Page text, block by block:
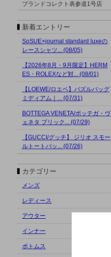
ブランドコレクト表参道1号店
新着エントリー
SoSUE×journal standard luxeの
レースシャツ... (08/05)
【2026年8月・9月限定】HERM
ES・ROLEXなど対... (08/01)
【LOEWE/ロエベ】パズルバッグ
ミディアム｜... (07/31)
BOTTEGA VENETA/ボッテガ・ヴ
ェネタ ブリック... (07/29)
【GUCCI/グッチ】 ジリオ スモー
ルトートバッ... (07/26)
カテゴリー
メンズ
レディース
アウター
インナー
ボトムス